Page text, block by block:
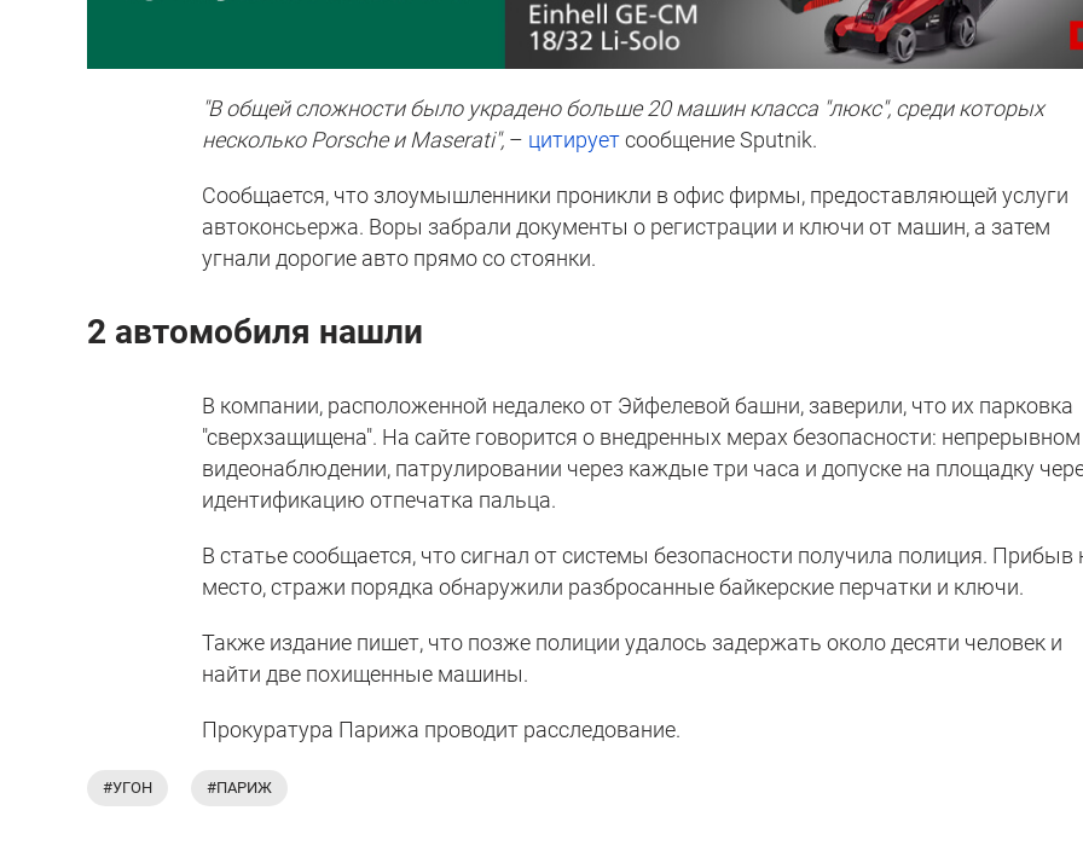
"В общей сложности было украдено больше 20 машин класса "люкс", среди которых
несколько Porsche и Maserati", – цитируетсообщение Sputnik.
Сообщается, что злоумышленники проникли в офис фирмы, предоставляющей услуги
автоконсьержа. Воры забрали документы о регистрации и ключи от машин, а затем
угнали дорогие авто прямо со стоянки.
2 автомобиля нашли
В компании, расположенной недалеко от Эйфелевой башни, заверили, что их парковка
"сверхзащищена". На сайте говорится о внедренных мерах безопасности: непрерывном
видеонаблюдении, патрулировании через каждые три часа и допуске на площадку
идентификацию отпечатка пальца.
В статье сообщается, что сигнал от системы безопасности получила полиция. Прибыв
место, стражи порядка обнаружили разбросанные байкерские перчатки и ключи.
Также издание пишет, что позже полиции удалось задержать около десяти человек и
найти две похищенные машины.
Прокуратура Парижа проводит расследование.
#УГОН #ПАРИЖ